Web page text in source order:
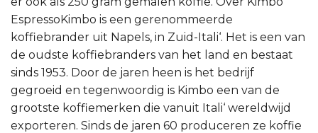
EspressoKimbo is een gerenommeerde
koffiebrander uit Napels, in Zuid-Itali‘. Het is een van
de oudste koffiebranders van het land en bestaat
sinds 1953. Door de jaren heen is het bedrijf
gegroeid en tegenwoordig is Kimbo een van de
grootste koffiemerken die vanuit Itali‘ wereldwijd
exporteren. Sinds de jaren 60 produceren ze koffie